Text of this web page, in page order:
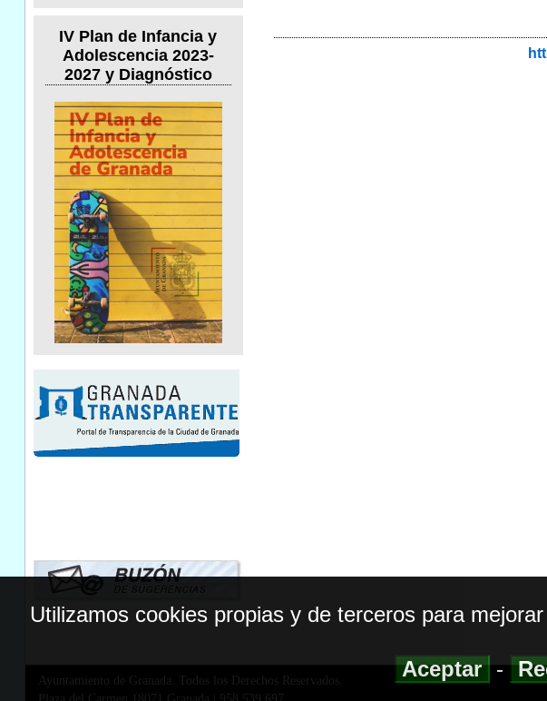
IV Plan de Infancia y
Adolescencia 2023-
2027 y Diagnóstico
Ayuntamiento de Granada. Todos los Derechos Reservados.
Utilizamos cookies propias y de terceros para
Aceptar-